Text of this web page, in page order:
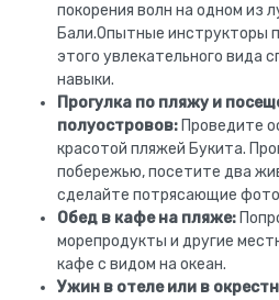
покорения волн на одном из
Бали.Опытные инструкторы
этого увлекательного вида
навыки.
Прогулка по пляжу и
полуостровов: Проведите
красотой пляжей Букита.
побережью, посетите два
сделайте потрясающие
Обед в кафе на пляже:
морепродукты и другие
кафе с видом на океан.
Ужин в отеле или в